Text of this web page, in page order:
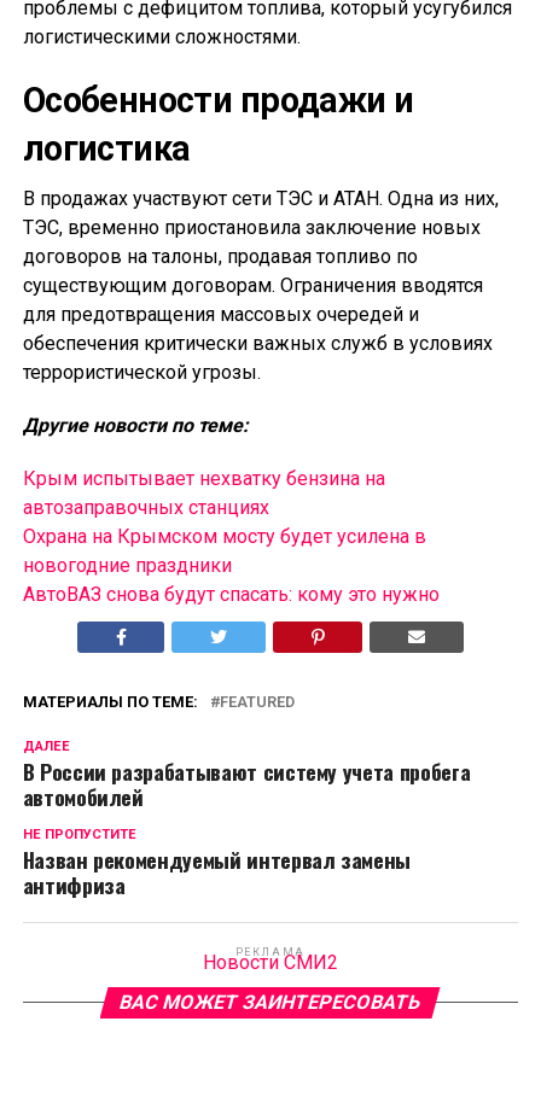
проблемы с дефицитом топлива, который усугубился
логистическими сложностями.
Особенности продажи и
логистика
В продажах участвуют сети ТЭС и АТАН. Одна из них,
ТЭС, временно приостановила заключение новых
договоров на талоны, продавая топливо по
существующим договорам. Ограничения вводятся
для предотвращения массовых очередей и
обеспечения критически важных служб в условиях
террористической угрозы.
Другие новости по теме:
Крым испытывает нехватку бензина на
автозаправочных станциях
Охрана на Крымском мосту будет усилена в
новогодние праздники
АвтоВАЗ снова будут спасать: кому это нужно
МАТЕРИАЛЫ ПО ТЕМЕ: FEATURED
ДАЛЕЕ
В России разрабатывают систему учета пробега
автомобилей
НЕ ПРОПУСТИТЕ
Назван рекомендуемый интервал замены
антифриза
РЕКЛАМА
Новости СМИ2
ВАС МОЖЕТ ЗАИНТЕРЕСОВАТЬ